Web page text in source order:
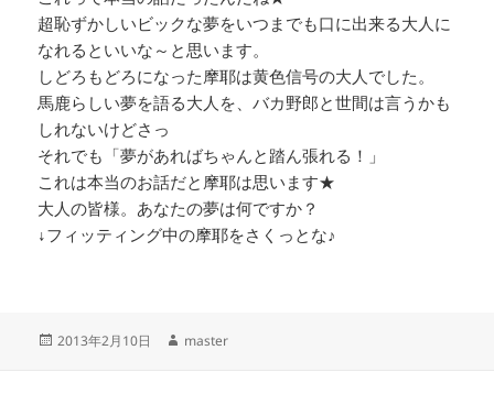
超恥ずかしいビックな夢をいつまでも口に出来る大人に
なれるといいな～と思います。
しどろもどろになった摩耶は黄色信号の大人でした。
馬鹿らしい夢を語る大人を、バカ野郎と世間は言うかも
しれないけどさっ
それでも「夢があればちゃんと踏ん張れる！」
これは本当のお話だと摩耶は思います★
大人の皆様。あなたの夢は何ですか？
↓フィッティング中の摩耶をさくっとな♪
投
2013年2月10日
作
master